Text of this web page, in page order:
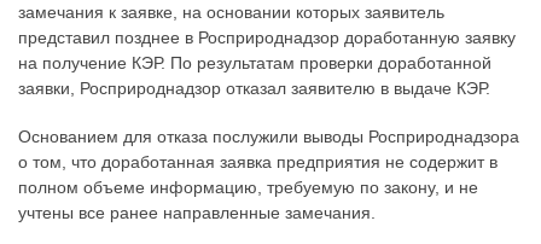
замечания к заявке, на основании которых заявитель
представил позднее в Росприроднадзор доработанную заявку
на получение КЭР. По результатам проверки доработанной
заявки, Росприроднадзор отказал заявителю в выдаче КЭР.
Основанием для отказа послужили выводы Росприроднадзора
о том, что доработанная заявка предприятия не содержит в
полном объеме информацию, требуемую по закону, и не
учтены все ранее направленные замечания.